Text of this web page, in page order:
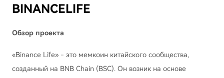
BINANCELIFE
Обзор проекта
«Binance Life» - это мемкоин китайского сообщества,
созданный на BNB Chain (BSC). Он возник на основе